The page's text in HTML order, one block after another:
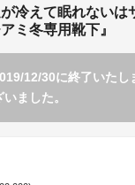
が冷えて眠れない
ミ冬専用靴下』
12/30に終了いたし
ました。